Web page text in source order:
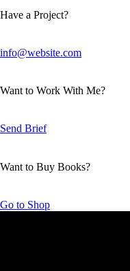
Have a Project?
info@website.com
Want to Work With Me?
Send Brief
Want to Buy Books?
Go to Shop